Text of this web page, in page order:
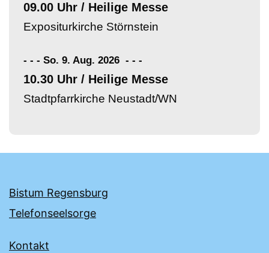
09.00 Uhr / Heilige Messe
Expositurkirche Störnstein
- - - So. 9. Aug. 2026 - - -
10.30 Uhr / Heilige Messe
Stadtpfarrkirche Neustadt/WN
Bistum Regensburg
Telefonseelsorge
Kontakt